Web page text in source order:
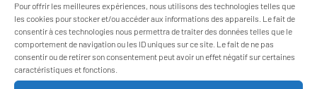
Pour offrir les meilleures expériences, nous utilisons des technologies telles que
les cookies pour stocker et/ou accéder aux informations des appareils. Le fait de
consentir à ces technologies nous permettra de traiter des données telles que le
comportement de navigation ou les ID uniques sur ce site. Le fait de ne pas
consentir ou de retirer son consentement peut avoir un effet négatif sur certaines
caractéristiques et fonctions.